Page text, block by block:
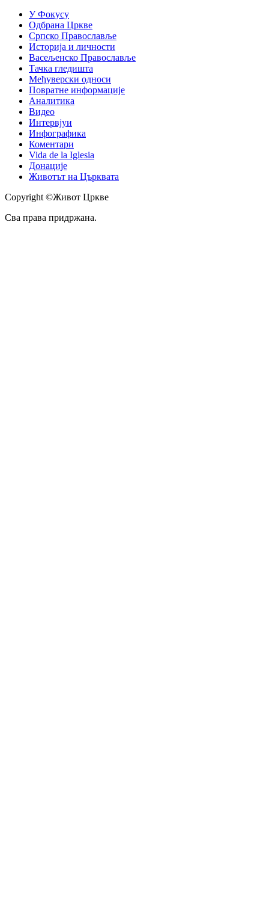
У Фокусу
Одбрана Цркве
Српско Православље
Историја и личности
Васељенско Православље
Тачка гледишта
Међуверски односи
Повратне информације
Аналитика
Видео
Интервјуи
Инфографика
Коментари
Vida de la Iglesia
Донације
Животът на Църквата
Copyright ©Живот Цркве
Сва права придржана.